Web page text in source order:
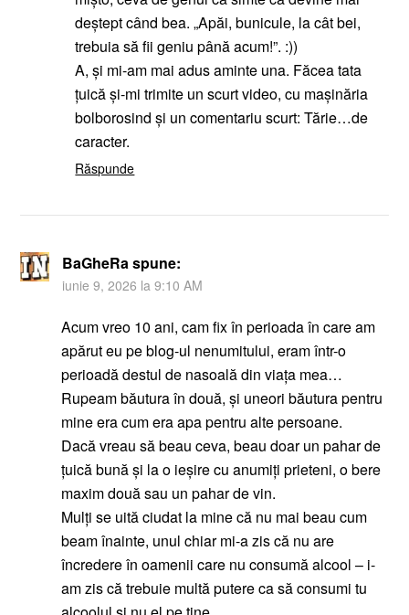
deștept când bea. „Apăi, bunicule, la cât bei,
trebuia să fii geniu până acum!”. :))
A, și mi-am mai adus aminte una. Făcea tata
țuică și-mi trimite un scurt video, cu mașinăria
bolborosind și un comentariu scurt: Tărie…de
caracter.
Răspunde
BaGheRaspune:
iunie 9, 2026 la 9:10 AM
Acum vreo 10 ani, cam fix în perioada în care am
apărut eu pe blog-ul nenumitului, eram într-o
perioadă destul de nasoală din viața mea…
Rupeam băutura în două, și uneori băutura pentru
mine era cum era apa pentru alte persoane.
Dacă vreau să beau ceva, beau doar un pahar de
țuică bună și la o ieșire cu anumiți prieteni, o bere
maxim două sau un pahar de vin.
Mulți se uită ciudat la mine că nu mai beau cum
beam înainte, unul chiar mi-a zis că nu are
încredere în oamenii care nu consumă alcool – i-
am zis că trebuie multă putere ca să consumi tu